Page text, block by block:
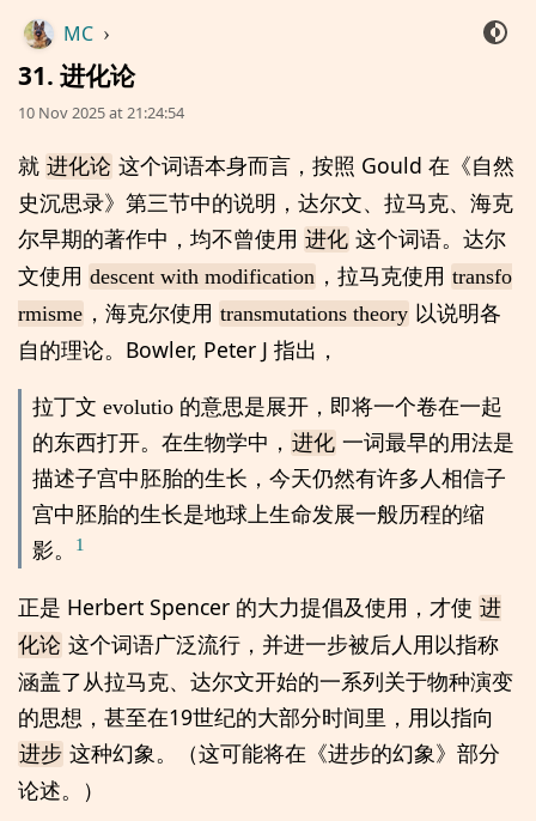
MC ›
31. 进化论
10 Nov 2025 at 21:24:54
就 进化论 这个词语本身而言，按照 Gould 在《自然
史沉思录》第三节中的说明，达尔文、拉马克、海克
尔早期的著作中，均不曾使用 进化 这个词语。达尔
文使用 descent with modification ，拉马克使用 transfo
rmisme ，海克尔使用 transmutations theory 以说明各
自的理论。Bowler, Peter J 指出，
拉丁文 evolutio 的意思是展开，即将一个卷在一起
的东西打开。在生物学中， 进化 一词最早的用法是
描述子宫中胚胎的生长，今天仍然有许多人相信子
宫中胚胎的生长是地球上生命发展一般历程的缩
影。
1
正是 Herbert Spencer 的大力提倡及使用，才使 进
化论 这个词语广泛流行，并进一步被后人用以指称
涵盖了从拉马克、达尔文开始的一系列关于物种演变
的思想，甚至在19世纪的大部分时间里，用以指向
进步 这种幻象。（这可能将在《进步的幻象》部分
论述。）